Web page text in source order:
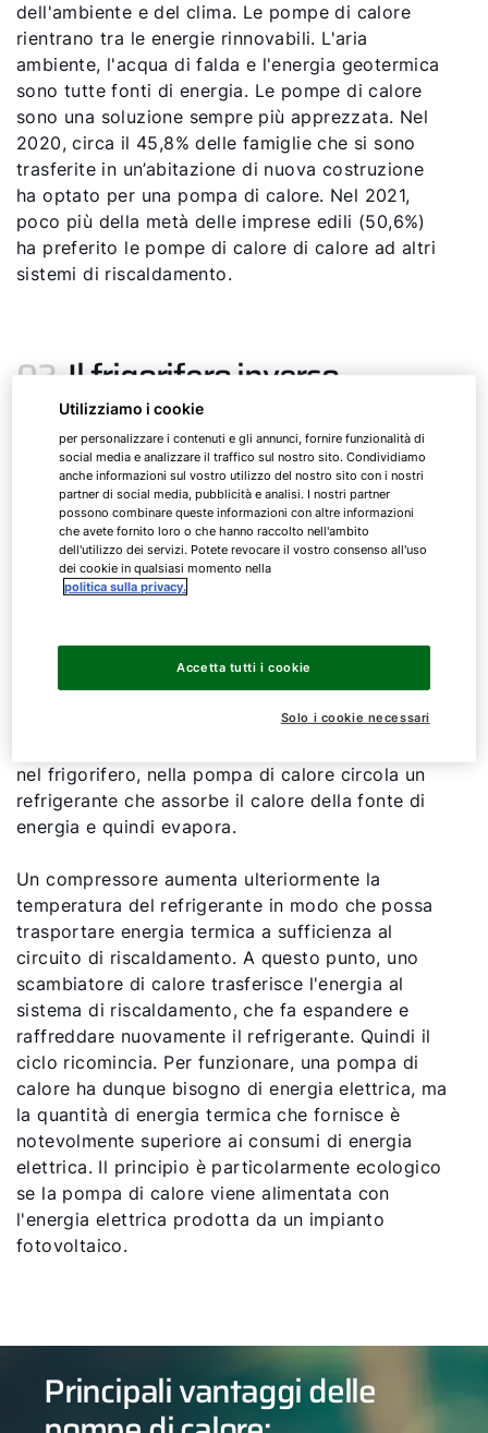
dell'ambiente e del clima. Le pompe di calore
rientrano tra le energie rinnovabili. L'aria
ambiente, l'acqua di falda e l'energia geotermica
sono tutte fonti di energia. Le pompe di calore
sono una soluzione sempre più apprezzata. Nel
2020, circa il 45,8% delle famiglie che si sono
trasferite in un’abitazione di nuova costruzione
ha optato per una pompa di calore. Nel 2021,
poco più della metà delle imprese edili (50,6%)
ha preferito le pompe di calore di calore ad altri
sistemi di riscaldamento.
02. Il frigorifero inverso
Le pompe di calore funzionano secondo lo
stesso principio di un comune frigorifero.
Prelevano l'energia termica da un lato del
sistema e la cedono dall'altro. Anche il frigorifero
si raffredda solo all'interno e cede l'energia
termica all'esterno, solitamente in cucina. Ecco
perché la parte posteriore di un frigorifero è
l'energia termica dell'ambiente può essere
condotta anche in uno spazio interno - nel caso
della pompa di calore dalla fonte di energia
preferita (aria, acqua o terreno) direttamente
nel frigorifero, nella pompa di calore circola un
refrigerante che assorbe il calore della fonte di
energia e quindi evapora.
Un compressore aumenta ulteriormente la
temperatura del refrigerante in modo che possa
trasportare energia termica a sufficienza al
circuito di riscaldamento. A questo punto, uno
scambiatore di calore trasferisce l'energia al
sistema di riscaldamento, che fa espandere e
raffreddare nuovamente il refrigerante. Quindi il
ciclo ricomincia. Per funzionare, una pompa di
calore ha dunque bisogno di energia elettrica, ma
la quantità di energia termica che fornisce è
notevolmente superiore ai consumi di energia
elettrica. Il principio è particolarmente ecologico
se la pompa di calore viene alimentata con
l'energia elettrica prodotta da un impianto
fotovoltaico.
Principali vantaggi delle
Utilizziamo i cookie
per personalizzare i contenuti e gli annunci, fornire funzionalità di
social media e analizzare il traffico sul nostro sito. Condividiamo
anche informazioni sul vostro utilizzo del nostro sito con i nostri
partner di social media, pubblicità e analisi. I nostri partner
possono combinare queste informazioni con altre informazioni
che avete fornito loro o che hanno raccolto nell'ambito
dell'utilizzo dei servizi. Potete revocare il vostro consenso all'uso
dei cookie in qualsiasi momento nella
politica sulla privacy.
Solo i cookie necessari
Accetta tutti i cookie